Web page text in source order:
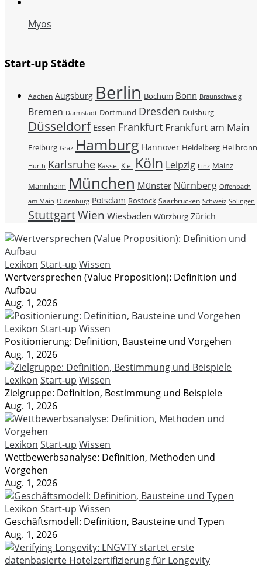
Myos
Start-up Städte
Aachen Augsburg Berlin Bochum Bonn Braunschweig
Bremen Darmstadt Dortmund Dresden Duisburg
Düsseldorf Essen Frankfurt Frankfurt am Main
Freiburg Graz Hamburg Hannover Heidelberg Heilbronn
Hürth Karlsruhe Kassel Kiel Köln Leipzig Linz Mainz
Mannheim München Münster Nürnberg Offenbach
am Main Oldenburg Potsdam Rostock Saarbrücken Schweiz Solingen
StuttgartWien Wiesbaden Würzburg Zürich
Lexikon Start-up Wissen
Wertversprechen (Value Proposition): Definition und
Aufbau
Aug. 1, 2026
Lexikon Start-up Wissen
Positionierung: Definition, Bausteine und Vorgehen
Aug. 1, 2026
Lexikon Start-up Wissen
Zielgruppe: Definition, Bestimmung und Beispiele
Aug. 1, 2026
Lexikon Start-up Wissen
Wettbewerbsanalyse: Definition, Methoden und
Vorgehen
Aug. 1, 2026
Lexikon Start-up Wissen
Geschäftsmodell: Definition, Bausteine und Typen
Aug. 1, 2026